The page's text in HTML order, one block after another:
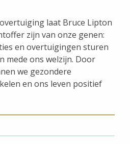
laat Bruce Lipton
zijn van onze genen:
en overtuigingen sturen
mede ons welzijn. Door
we gezondere
en ons leven positief